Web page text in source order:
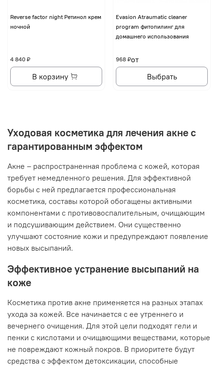
Reverse factor night Ретинол крем
ночной
4 840 ₽
В корзину
Evasion Atraumatic cleaner
program фитопилинг для
домашнего использования
от
968 ₽
Выбрать
Уходовая косметика для лечения акне с
гарантированным эффектом
Акне – распространенная проблема с кожей, которая
требует немедленного решения. Для эффективной
борьбы с ней предлагается профессиональная
косметика, составы которой обогащены активными
компонентами с противовоспалительным, очищающим
и подсушивающим действием. Они существенно
улучшают состояние кожи и предупреждают появление
новых высыпаний.
Эффективное устранение высыпаний на
коже
Косметика против акне применяется на разных этапах
ухода за кожей. Все начинается с ее утреннего и
вечернего очищения. Для этой цели подходят гели и
пенки с кислотами и очищающими веществами, которые
не повреждают кожный покров. В приоритете будут
средства с эффектом детоксикации, способные